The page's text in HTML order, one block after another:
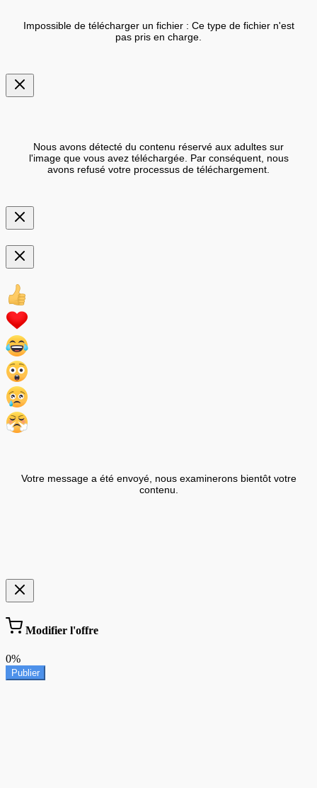
Impossible de télécharger un fichier : Ce type de fichier n'est
pas pris en charge.
Nous avons détecté du contenu réservé aux adultes sur
l'image que vous avez téléchargée. Par conséquent, nous
avons refusé votre processus de téléchargement.
Votre message a été envoyé, nous examinerons bientôt votre
contenu.
Modifier l'offre
0%
Publier